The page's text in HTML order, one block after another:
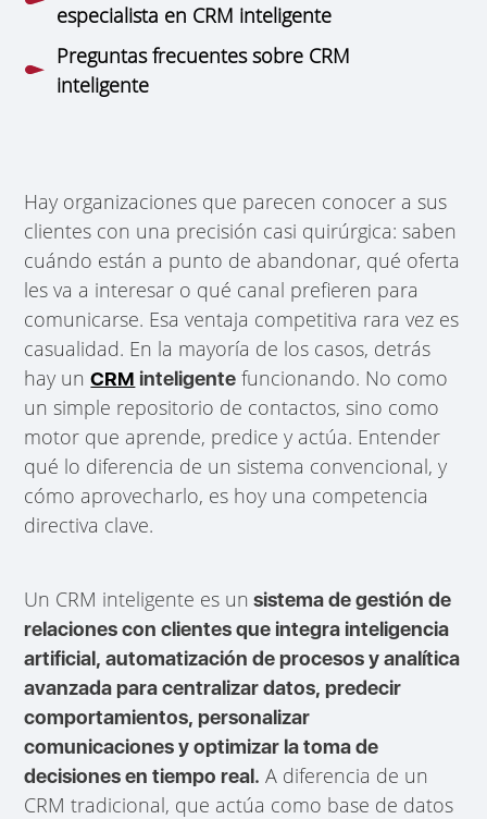
especialista en CRM inteligente
Preguntas frecuentes sobre CRM
inteligente
Hay organizaciones que parecen conocer a sus
clientes con una precisión casi quirúrgica: saben
cuándo están a punto de abandonar, qué oferta
les va a interesar o qué canal prefieren para
comunicarse. Esa ventaja competitiva rara vez es
casualidad. En la mayoría de los casos, detrás
hay unCRM inteligente funcionando. No como
un simple repositorio de contactos, sino como
motor que aprende, predice y actúa. Entender
qué lo diferencia de un sistema convencional, y
cómo aprovecharlo, es hoy una competencia
directiva clave.
Un CRM inteligente es un sistema de gestión de
relaciones con clientes que integra inteligencia
artificial, automatización de procesos y analítica
avanzada para centralizar datos, predecir
comportamientos, personalizar
comunicaciones y optimizar la toma de
decisiones en tiempo real. A diferencia de un
CRM tradicional, que actúa como base de datos